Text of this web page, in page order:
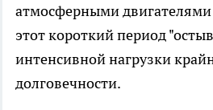
атмосферными двигателями
этот короткий период
интенсивной нагрузки
долговечности.